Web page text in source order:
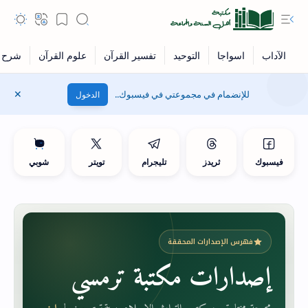
للإنضمام في مجموعتي في فيسبوك.. الدخول
فيسبوك ثريدز تليجرام تويتر شوبي
فهرس الإصدارات المحققة
إصدارات مكتبة ترمسي